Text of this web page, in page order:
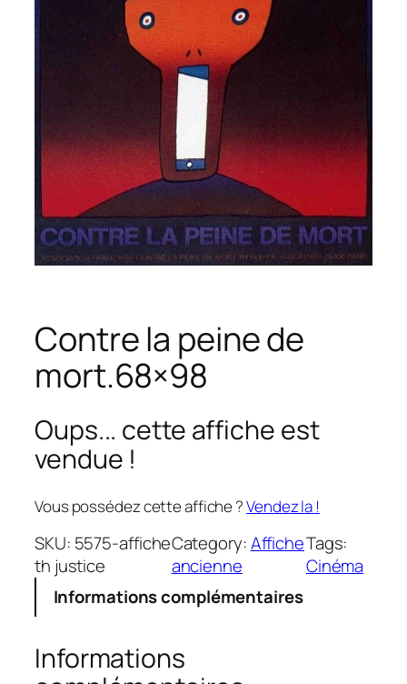
Contre la peine de
mort.68×98
Oups... cette affiche est
vendue !
Vous possédez cette affiche ?Vendez la !
SKU: 5575-affiche
th justice
Category:Affiche
ancienne
Tags:
Cinéma
Informations complémentaires
Informations